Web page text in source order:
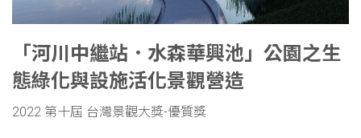
「河川中繼站．水森華興池」公園之生
態綠化與設施活化景觀營造
2022 第十屆 台灣景觀大獎-優質獎